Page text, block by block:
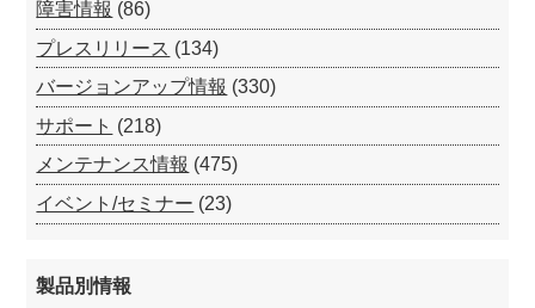
障害情報 (86)
プレスリリース (134)
バージョンアップ情報 (330)
サポート (218)
メンテナンス情報 (475)
イベント/セミナー (23)
製品別情報